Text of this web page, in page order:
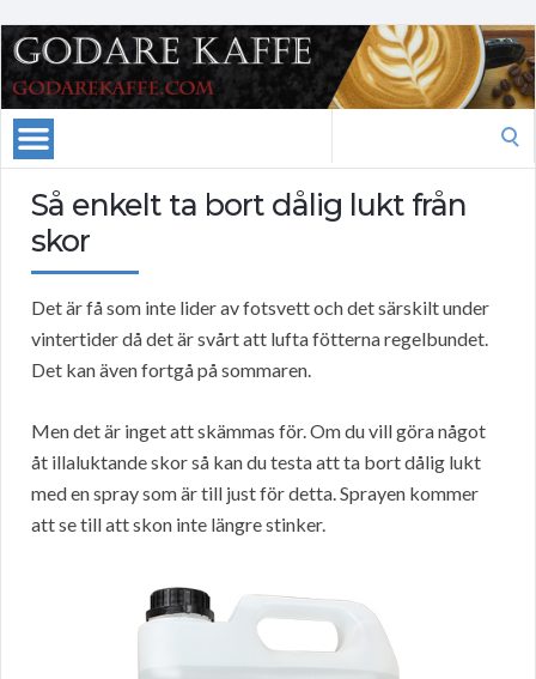
Så enkelt ta bort dålig lukt från
skor
Det är få som inte lider av fotsvett och det särskilt under
vintertider då det är svårt att lufta fötterna regelbundet.
Det kan även fortgå på sommaren.
Men det är inget att skämmas för. Om du vill göra något
åt illaluktande skor så kan du testa att ta bort dålig lukt
med en spray som är till just för detta. Sprayen kommer
att se till att skon inte längre stinker.